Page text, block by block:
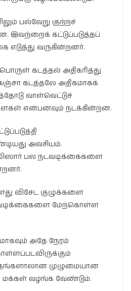
பல்வேறு குற்றச்
இவற்றைக் கட்டுப்படுத்தப்
எடுத்து வருகின்றனர்.
கடத்தல் அதிகரித்து
கஞ்சா கடத்தலே அதிகமாகக்
வாள்வெட்டுச்
என்பனவும் நடக்கின்றன.
அவசியம்.
பல நடவடிக்கைகளை
விசேட குழுக்களை
மேற்கொள்ள
அதே நேரம்
முழுமையான
வழங்க வேண்டும்.